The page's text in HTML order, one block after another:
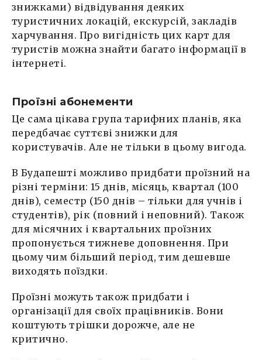
знижками) відвідування деяких
туристичних локацій, екскурсій, закладів
харчування. Про вигідність цих карт для
туристів можна знайти багато інформації в
інтернеті.
Проїзні абонементи
Це сама цікава група тарифних планів, яка
передбачає суттєві знижки для
користувачів. Але не тільки в цьому вигода.
В Будапешті можливо придбати проїзний на
різні терміни: 15 днів, місяць, квартал (100
днів), семестр (150 днів – тільки для учнів і
студентів), рік (повний і неповний). Також
для місячних і квартальних проїзних
пропонується тижневе доповнення. При
цьому чим більший період, тим дешевше
виходять поїздки.
Проїзні можуть також придбати і
організації для своїх працівників. Вони
коштують трішки дорожче, але не
критично.